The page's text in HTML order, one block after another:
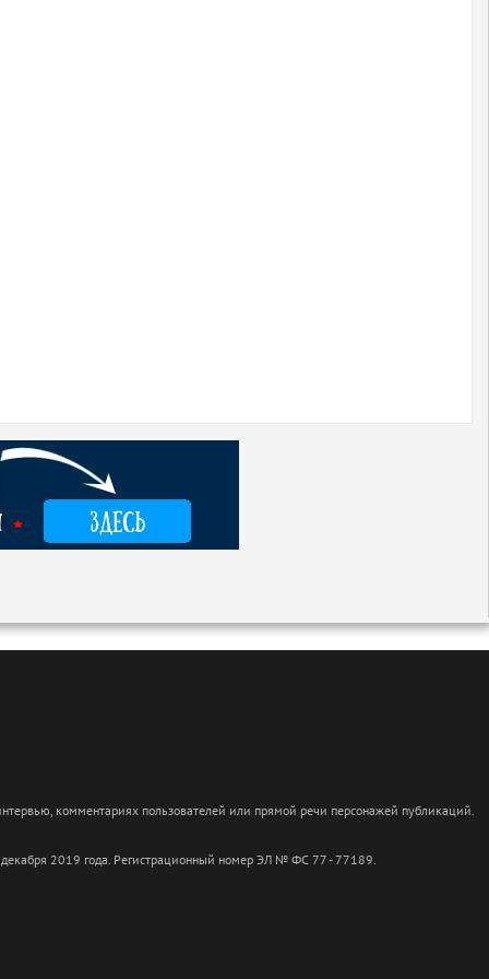
комментариях пользователей или прямой речи персонажей публикаций.
декабря 2019 года. Регистрационный номер ЭЛ № ФС 77 - 77189.